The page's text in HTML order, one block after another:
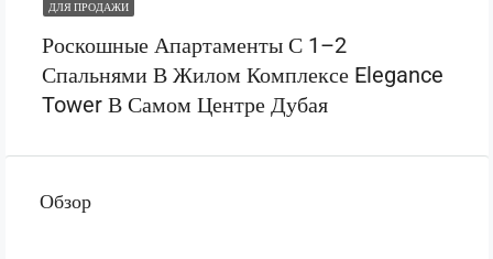
ДЛЯ ПРОДАЖИ
Роскошные Апартаменты С 1–2
Спальнями В Жилом Комплексе Elegance
Tower В Самом Центре Дубая
Обзор